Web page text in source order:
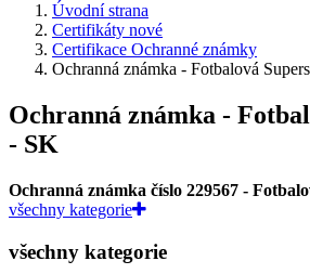
Úvodní strana
Certifikáty nové
Certifikace Ochranné známky
Ochranná známka - Fotbalová
Ochranná známka -
- SK
Ochranná známka číslo 229567 -
všechny kategorie
všechny kategorie